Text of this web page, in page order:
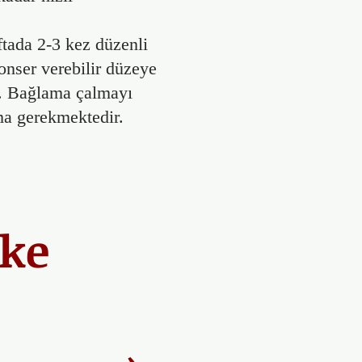
2-3 kez düzenli
verebilir düzeye
çalmayı
gerekmektedir.